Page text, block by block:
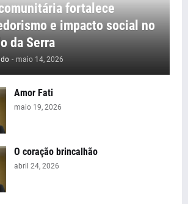
fortalece
e impacto social no
da Serra
- maio 14, 2026
Amor Fati
maio 19, 2026
O coração brincalhão
abril 24, 2026